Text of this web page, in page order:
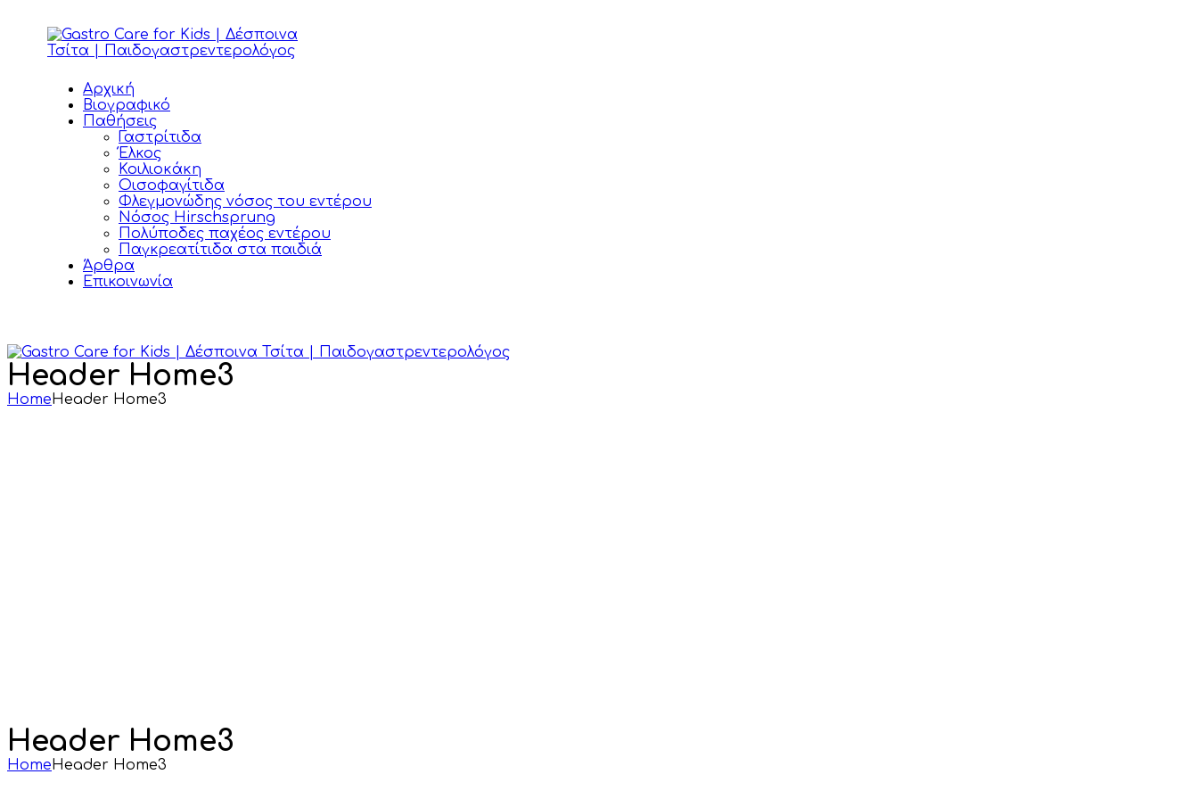
Αρχική
Βιογραφικό
Παθήσεις
Γαστρίτιδα
Έλκος
Κοιλιοκάκη
Οισοφαγίτιδα
Φλεγμονώδης νόσος του εντέρου
Νόσος Hirschsprung
Πολύποδες παχέος εντέρου
Παγκρεατίτιδα στα παιδιά
Άρθρα
Επικοινωνία
Header Home3
HomeHeader Home3
Header Home3
HomeHeader Home3